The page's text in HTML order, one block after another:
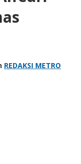
REDAKSI METRO